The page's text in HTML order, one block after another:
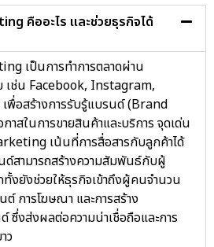
คืออะไร และช่วยธุรกิจได้
เป็นการทำการตลาดผ่าน
เช่น Facebook, Instagram,
พื่อสร้างการรับรู้แบรนด์ (Brand
าสในการขายสินค้าและบริการ จุดเด่น
เน้นที่การสื่อสารกับลูกค้าได้
ด์สามารถสร้างความสัมพันธ์กับผู้
ทั้งยังช่วยให้ธุรกิจเข้าถึงผู้คนจำนวน
การโฆษณา และการสร้าง
งส่งผลต่อความน่าเชื่อถือและการ
ว